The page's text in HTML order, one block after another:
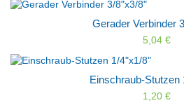
Gerader Verbinder
5,04 €
Einschraub-Stutzen
1,20 €